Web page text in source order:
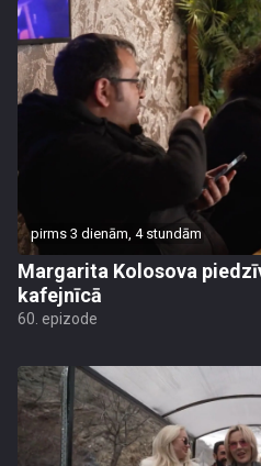
pirms 3 dienām, 4 stundām
Margarita Kolosova
kafejnīcā
60. epizode